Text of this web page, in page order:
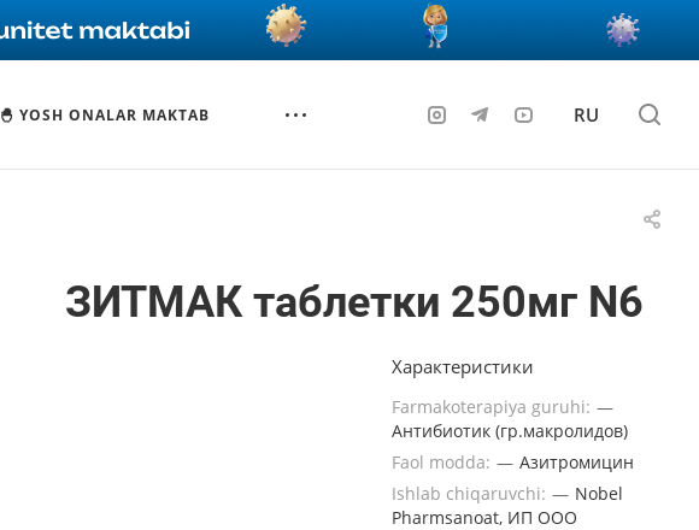
🐣 YOSH ONALAR MAKTAB RU
ЗИТМАК таблетки 250мг N6
Характеристики
Farmakoterapiya guruhi: —
Антибиотик (гр.макролидов)
Faol modda: — Азитромицин
Ishlab chiqaruvchi: — Nobel
Pharmsanoat, ИП ООО